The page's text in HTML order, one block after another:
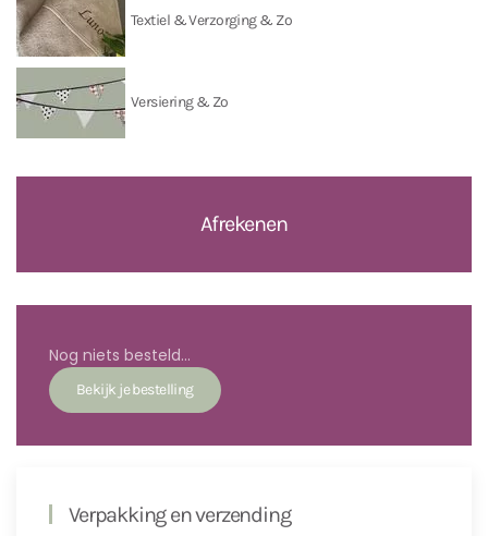
Textiel & Verzorging & Zo
Versiering & Zo
Afrekenen
Nog niets besteld...
Verpakking en verzending